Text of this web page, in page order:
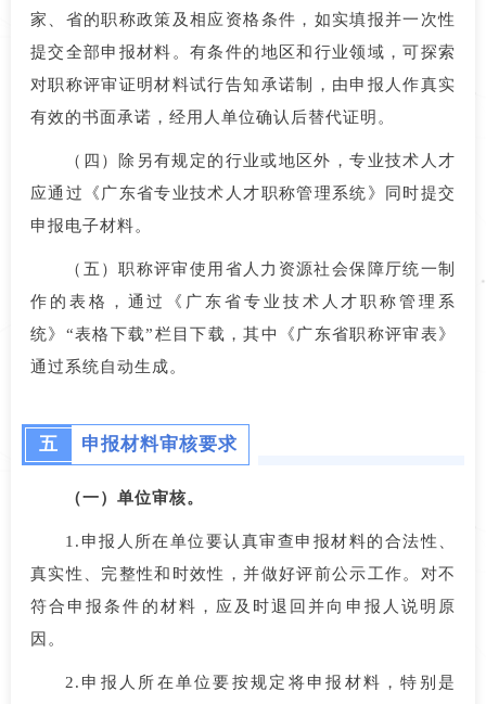
家、省的职称政策及相应资格条件，如实填报并一次性
提交全部申报材料。有条件的地区和行业领域，可探索
对职称评审证明材料试行告知承诺制，由申报人作真实
有效的书面承诺，经用人单位确认后替代证明。
（四）除另有规定的行业或地区外，专业技术人才
应通过《广东省专业技术人才职称管理系统》同时提交
申报电子材料。
（五）职称评审使用省人力资源社会保障厅统一制
作的表格，通过《广东省专业技术人才职称管理系
统》“表格下载”栏目下载，其中《广东省职称评审表》
通过系统自动生成。
五 申报材料审核要求
（一）单位审核。
1.申报人所在单位要认真审查申报材料的合法性、
真实性、完整性和时效性，并做好评前公示工作。对不
符合申报条件的材料，应及时退回并向申报人说明原
因。
2.申报人所在单位要按规定将申报材料，特别是